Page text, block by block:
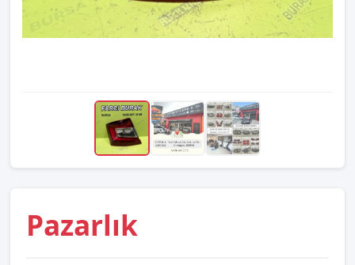
Pazarlık